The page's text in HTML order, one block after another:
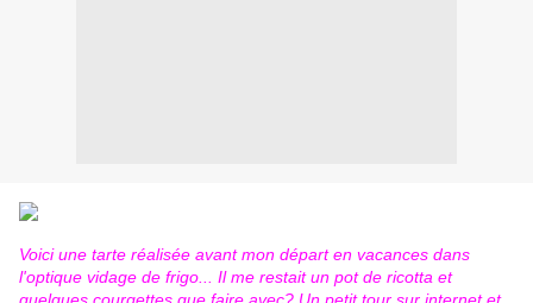
Voici une tarte réalisée avant mon départ en vacances dans
l'optique vidage de frigo... Il me restait un pot de ricotta et